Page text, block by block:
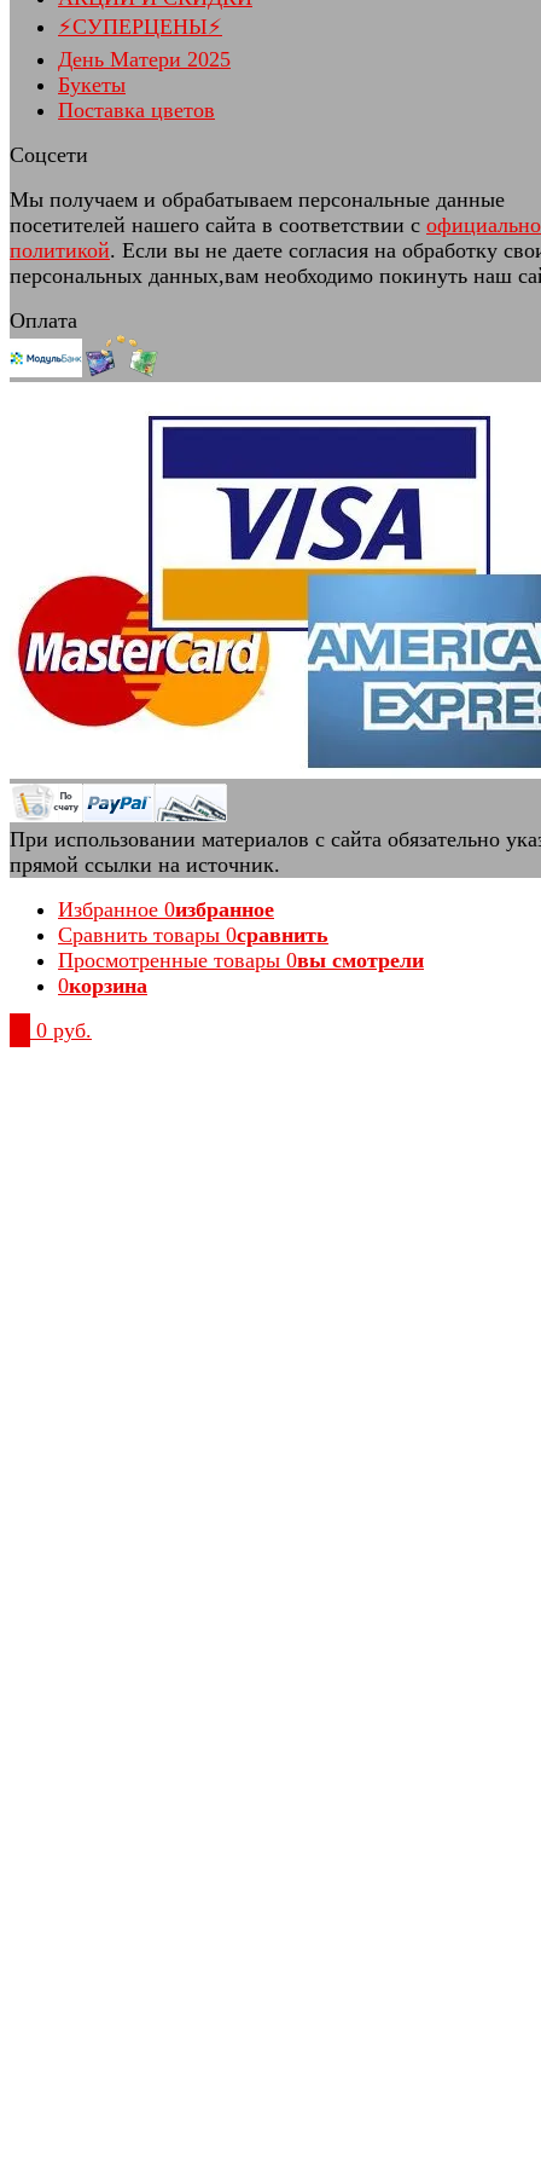
⚡СУПЕРЦЕНЫ⚡
День Матери 2025
Букеты
Поставка цветов
Соцсети
Мы получаем и обрабатываем персональные данные
посетителей нашего сайта в соответствии с
политикой. Если вы не даете согласия на обработку
персональных данных,вам необходимо покинуть наш
Оплата
При использовании материалов с сайта обязательно
прямой ссылки на источник.
Избранное 0избранное
Сравнить товары 0сравнить
Просмотренные товары 0вы смотрели
0корзина
0 руб.